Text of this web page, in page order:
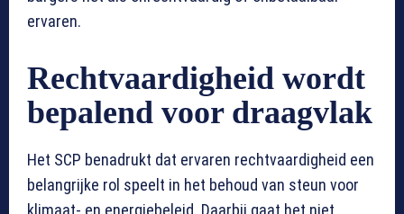
ervaren.
Rechtvaardigheid wordt
bepalend voor draagvlak
Het SCP benadrukt dat ervaren rechtvaardigheid een
belangrijke rol speelt in het behoud van steun voor